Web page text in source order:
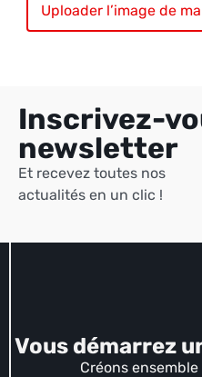
Uploader l’image de
Inscrivez-
newsletter
Et recevez toutes nos
actualités en un clic !
Vous démarrez
Créons